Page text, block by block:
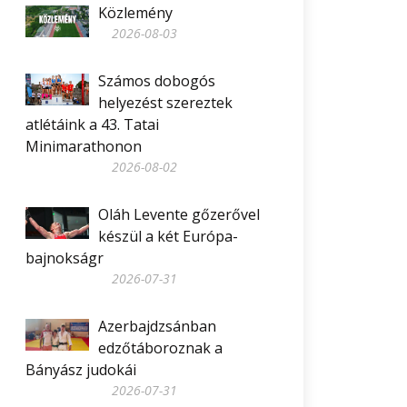
Közlemény
2026-08-03
Számos dobogós
helyezést szereztek
atlétáink a 43. Tatai
Minimarathonon
2026-08-02
Oláh Levente gőzerővel
készül a két Európa-
bajnokságr
2026-07-31
Azerbajdzsánban
edzőtáboroznak a
Bányász judokái
2026-07-31